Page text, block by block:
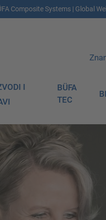
Composite Systems | Global
I
BÜFA
TEC